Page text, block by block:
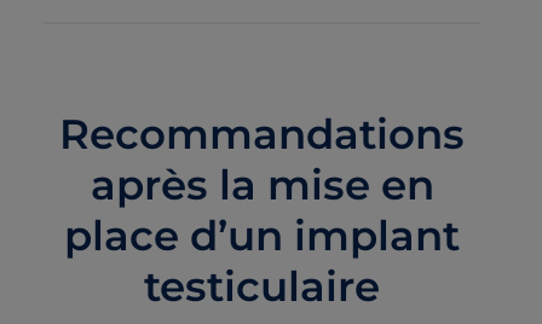
Recommandations
après la mise en
place d’un implant
testiculaire